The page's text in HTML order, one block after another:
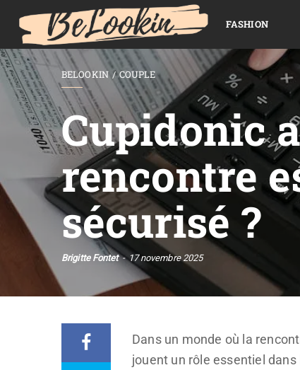
FASHION
BELOOKIN COUPLE
Cupidonic
rencontre
sécurisé ?
Brigitte Fontet 17 novembre 2025
Dans un monde où la
jouent un rôle essentiel